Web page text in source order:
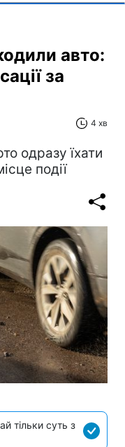
авто:
за
4 хв
одразу їхати
події
тільки суть з